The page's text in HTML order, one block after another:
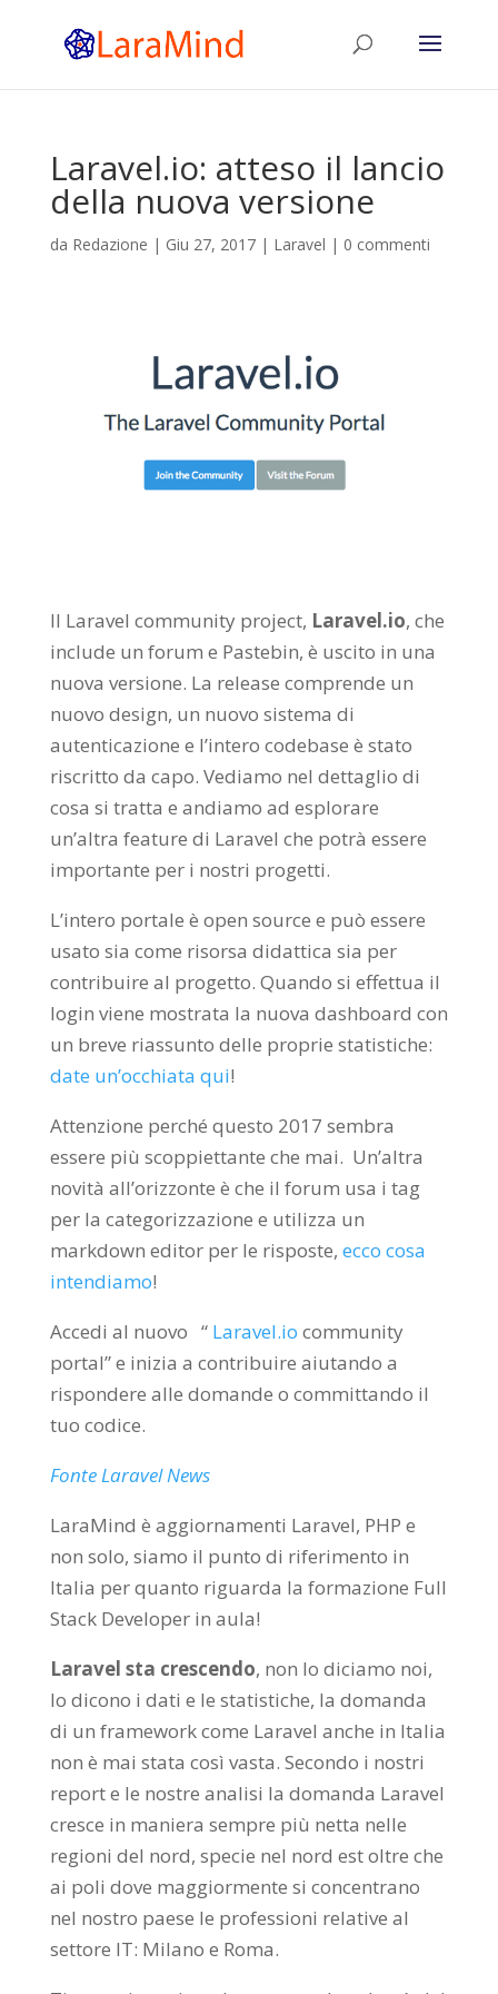
Laravel.io: atteso il lancio
della nuova versione
da Redazione | Giu 27, 2017| Laravel | 0 commenti
Il Laravel community project, Laravel.io, che
include un forum e Pastebin, è uscito in una
nuova versione. La release comprende un
nuovo design, un nuovo sistema di
autenticazione e l’intero codebase è stato
riscritto da capo. Vediamo nel dettaglio di
cosa si tratta e andiamo ad esplorare
un’altra feature di Laravel che potrà essere
importante per i nostri progetti.
L’intero portale è open source e può essere
usato sia come risorsa didattica sia per
contribuire al progetto. Quando si effettua il
login viene mostrata la nuova dashboard con
un breve riassunto delle proprie statistiche:
date un’occhiata qui!
Attenzione perché questo 2017 sembra
essere più scoppiettante che mai. Un’altra
novità all’orizzonte è che il forum usa i tag
per la categorizzazione e utilizza un
markdown editor per le risposte, ecco cosa
intendiamo!
Accedi al nuovo “ Laravel.io community
portal” e inizia a contribuire aiutando a
rispondere alle domande o committando il
tuo codice.
Fonte Laravel News
LaraMind è aggiornamenti Laravel, PHP e
non solo, siamo il punto di riferimento in
Italia per quanto riguarda la formazione Full
Stack Developer in aula!
Laravel sta crescendo, non lo diciamo noi,
lo dicono i dati e le statistiche, la domanda
di un framework come Laravel anche in Italia
non è mai stata così vasta. Secondo i nostri
report e le nostre analisi la domanda Laravel
cresce in maniera sempre più netta nelle
regioni del nord, specie nel nord est oltre che
ai poli dove maggiormente si concentrano
nel nostro paese le professioni relative al
settore IT: Milano e Roma.